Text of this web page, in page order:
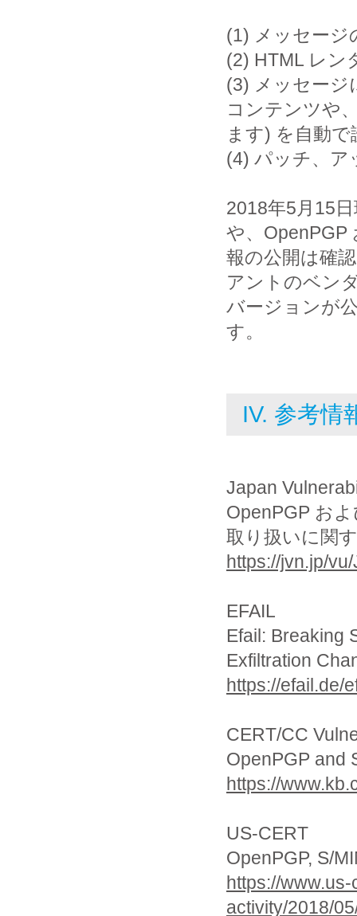
(1) メッセージ
(2) HTML レン
(3) メッセージ
コンテンツや
ます) を自動
(4) パッチ、ア
2018年5月15
や、OpenPGP
報の公開は確
アントのベン
バージョンが
す。
IV. 参考情
Japan
OpenPGP お
取り扱いに関
https://jvn.jp/
EFAIL
Efail: Breaking
Exfiltration
https://efail.de/
CERT/CC
OpenPGP and
https://
US-CERT
OpenPGP, S/
https://
activity/2018/